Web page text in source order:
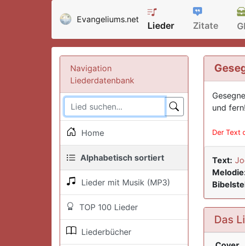
Evangeliums.net
Lieder Zitate
Navigation
Liederdatenbank
Home
Alphabetisch sortiert
Lieder mit Musik (MP3)
TOP 100 Lieder
Liederbücher
und fern!
Der Text
Text:
Das